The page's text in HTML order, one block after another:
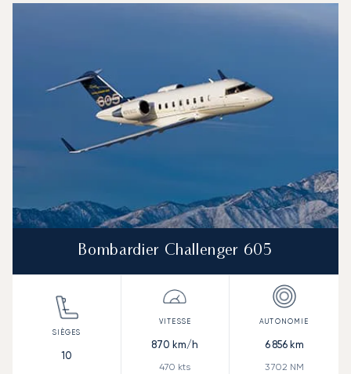
Bombardier Challenger 605
10
870 km/h
470 kts
6 856km
3 702 NM